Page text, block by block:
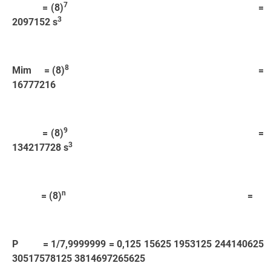
= (8)7
=
2097152 s3
Mim = (8)8
=
16777216
= (8)9=
134217728 s3
= (8)n =
P = 1/7,9999999 = 0,125 15625 1953125 244140625
30517578125 3814697265625